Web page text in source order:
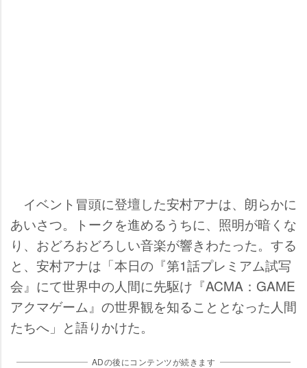
イベント冒頭に登壇した安村アナは、朗らかに
あいさつ。トークを進めるうちに、照明が暗くな
り、おどろおどろしい音楽が響きわたった。する
と、安村アナは「本日の『第1話プレミアム試写
会』にて世界中の人間に先駆け『ACMA：GAME
アクマゲーム』の世界観を知ることとなった人間
たちへ」と語りかけた。
ADの後にコンテンツが続きます